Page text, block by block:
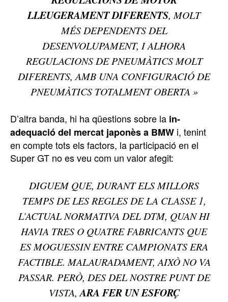
LLEUGERAMENT DIFERENTS, MOLT
MÉS DEPENDENTS DEL
DESENVOLUPAMENT, I ALHORA
REGULACIONS DE PNEUMÀTICS MOLT
DIFERENTS, AMB UNA CONFIGURACIÓ DE
PNEUMÀTICS TOTALMENT OBERTA »
D’altra banda, hi ha qüestions sobre la in-
adequació del mercat japonès a BMW i, tenint
en compte tots els factors, la participació en el
Super GT no es veu com un valor afegit:
DIGUEM QUE, DURANT ELS MILLORS
TEMPS DE LES REGLES DE LA CLASSE 1,
L’ACTUAL NORMATIVA DEL DTM, QUAN HI
HAVIA TRES O QUATRE FABRICANTS QUE
ES MOGUESSIN ENTRE CAMPIONATS ERA
FACTIBLE. MALAURADAMENT, AIXÒ NO VA
PASSAR. PERÒ, DES DEL NOSTRE PUNT DE
VISTA,ARA FER UN ESFORÇ